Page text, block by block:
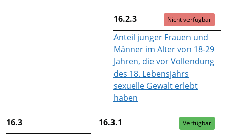
16.2.3 Nicht verfügbar
Anteil junger Frauen und
Männer im Alter von 18-29
Jahren, die vor Vollendung
des 18. Lebensjahrs
sexuelle Gewalt erlebt
haben
16.3
16.3.1 Verfügbar